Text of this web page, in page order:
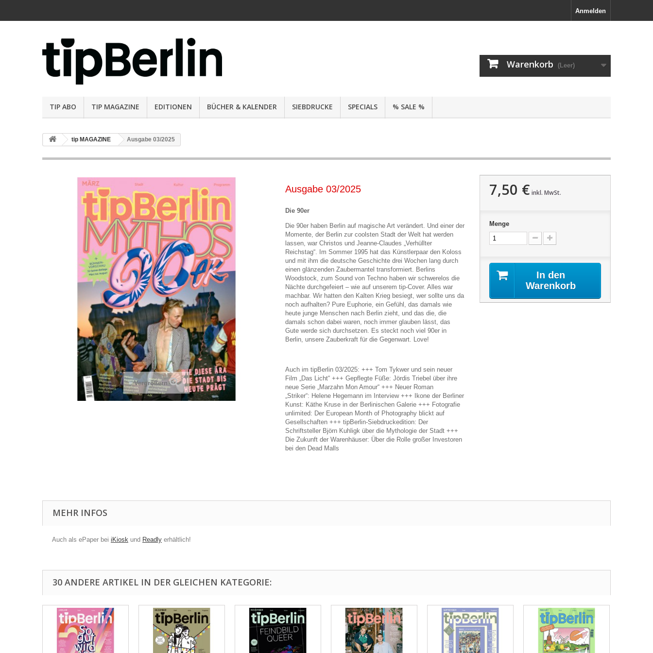
Anmelden
Warenkorb (Leer)
TIP ABO TIP MAGAZINE EDITIONEN BÜCHER & KALENDER SIEBDRUCKE SPECIALS % SALE %
tip MAGAZINE Ausgabe 03/2025
Vergrößern
Ausgabe 03/2025
Die 90er
Die 90er haben Berlin auf magische Art verändert. Und einer der
Momente, der Berlin zur coolsten Stadt der Welt hat werden
lassen, war Christos und Jeanne-Claudes „Verhüllter
Reichstag“. Im Sommer 1995 hat das Künstlerpaar den Koloss
und mit ihm die deutsche Geschichte drei Wochen lang durch
einen glänzenden Zaubermantel transformiert. Berlins
Woodstock, zum Sound von Techno haben wir schwerelos die
Nächte durchgefeiert – wie auf unserem tip-Cover. Alles war
machbar. Wir hatten den Kalten Krieg besiegt, wer sollte uns da
noch aufhalten? Pure Euphorie, ein Gefühl, das damals wie
heute junge Menschen nach Berlin zieht, und das die, die
damals schon dabei waren, noch immer glauben lässt, das
Gute werde sich durchsetzen. Es steckt noch viel 90er in
Berlin, unsere Zauberkraft für die Gegenwart. Love!
Auch im tipBerlin 03/2025: +++ Tom Tykwer und sein neuer
Film „Das Licht“ +++ Gepflegte Füße: Jördis Triebel über ihre
neue Serie „Marzahn Mon Amour“ +++ Neuer Roman
„Striker“: Helene Hegemann im Interview +++ Ikone der Berliner
Kunst: Käthe Kruse in der Berlinischen Galerie +++ Fotografie
unlimited: Der European Month of Photography blickt auf
Gesellschaften +++ tipBerlin-Siebdruckedition: Der
Schriftsteller Björn Kuhligk über die Mythologie der Stadt +++
Die Zukunft der Warenhäuser: Über die Rolle großer Investoren
bei den Dead Malls
7,50 € inkl. MwSt.
Menge
In den
Warenkorb
MEHR INFOS
Auch als ePaper bei iKiosk und Readly erhältlich!
30 ANDERE ARTIKEL IN DER GLEICHEN KATEGORIE: